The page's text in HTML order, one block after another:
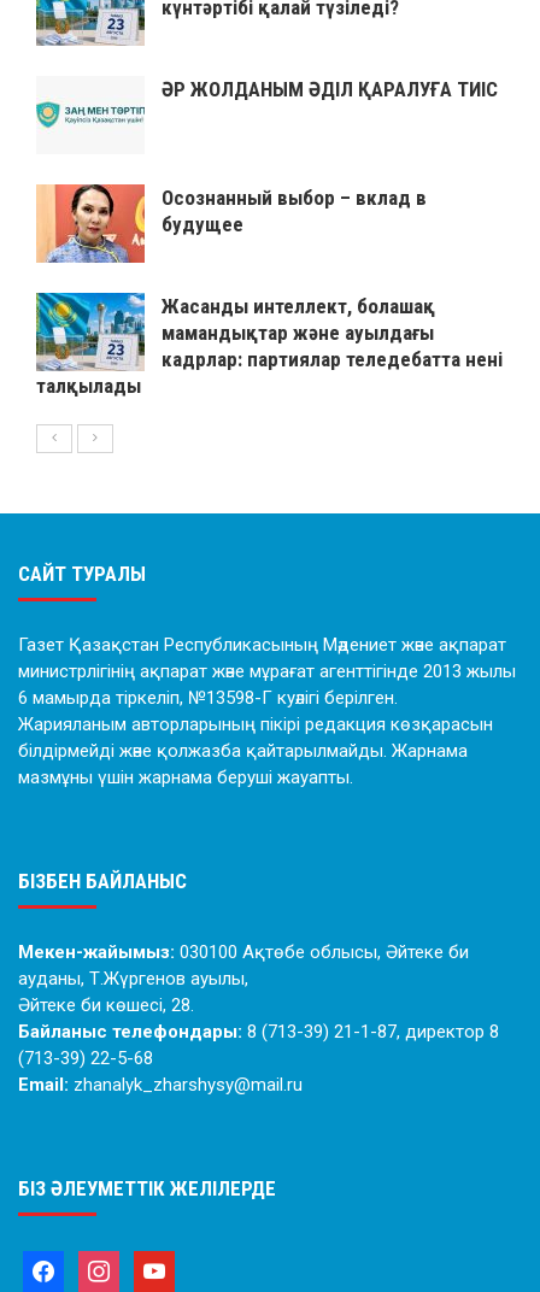
күнтәртібі қалай түзіледі?
ӘР ЖОЛДАНЫМ ӘДІЛ ҚАРАЛУҒА ТИІС
Осознанный выбор – вклад в
будущее
Жасанды интеллект, болашақ
мамандықтар және ауылдағы
кадрлар: партиялар теледебатта нені
талқылады
САЙТ ТУРАЛЫ
Газет Қазақстан Республикасының Мәдениет және ақпарат
министрлігінің ақпарат және мұрағат агенттігінде 2013 жылы
6 мамырда тіркеліп, №13598-Г куәлігі берілген.
Жарияланым авторларының пікірі редакция көзқарасын
білдірмейді және қолжазба қайтарылмайды. Жарнама
мазмұны үшін жарнама беруші жауапты.
БІЗБЕН БАЙЛАНЫС
Мекен-жайымыз: 030100 Ақтөбе облысы, Әйтеке би
ауданы, Т.Жүргенов ауылы,
Әйтеке би көшесі, 28.
Байланыс телефондары: 8 (713-39) 21-1-87, директор 8
(713-39) 22-5-68
Email: zhanalyk_zharshysy@mail.ru
БІЗ ӘЛЕУМЕТТІК ЖЕЛІЛЕРДЕ